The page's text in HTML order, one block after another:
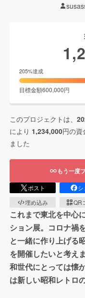
205%達成
目標金額600,000円
このプロジェクトは、
により 1,234,000円の資
ました
もう一度
ポスト
埋め込み
QR
これまで東北を中心
ション展。コロナ禍
と一緒に作り上げる
を開催したいと考え
和世代にとっては懐
は新しい昭和レトロ